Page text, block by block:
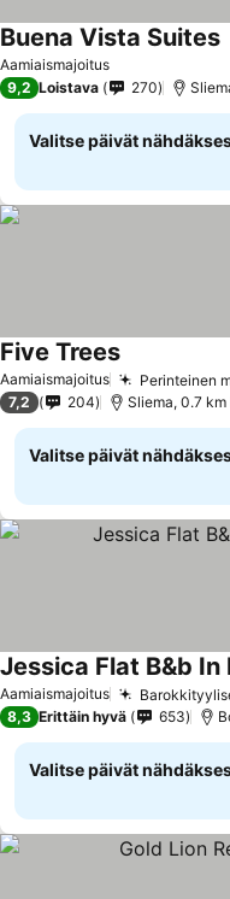
Aamiaismajoitus
Buena Vista Suites
9,2 Loistava 270
Valitse päivät
Aamiaismajoitus Perinteinen
Five Trees
7,2 204 Sliema, 0.7
Valitse päivät
Aamiaismajoitus
Jessica Flat B&b
8,3 Erittäin hyvä 653
Valitse päivät